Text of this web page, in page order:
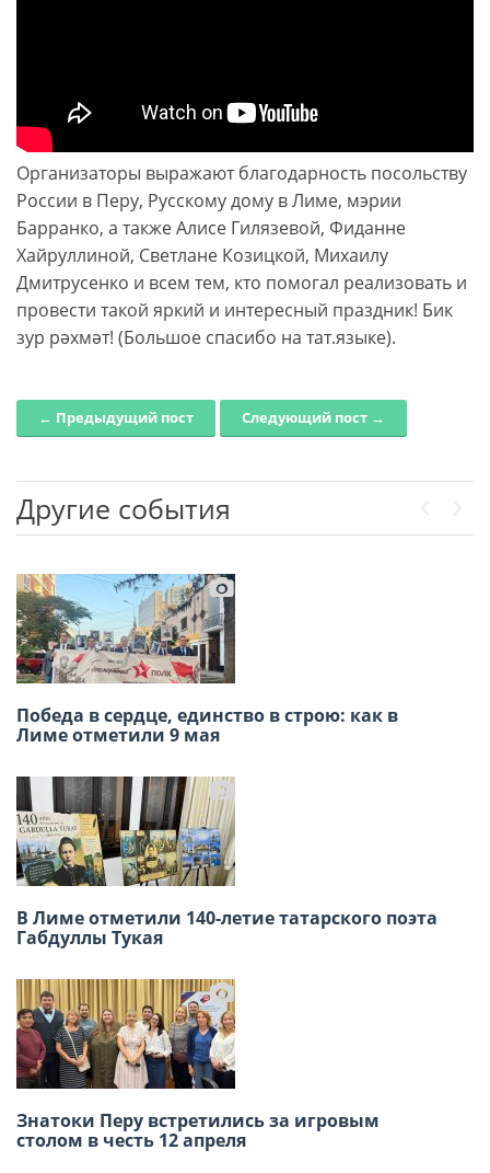
Организаторы выражают благодарность посольству
России в Перу, Русскому дому в Лиме, мэрии
Барранко, а также Алисе Гилязевой, Фиданне
Хайруллиной, Светлане Козицкой, Михаилу
Дмитрусенко и всем тем, кто помогал реализовать и
провести такой яркий и интересный праздник! Бик
зур рәхмәт! (Большое спасибо на тат.языке).
Post navigation
← Предыдущий пост Следующий пост →
Другие события
Победа в сердце, единство в строю: как в
Лиме отметили 9 мая
В Лиме отметили 140-летие татарского поэта
Габдуллы Тукая
Знатоки Перу встретились за игровым
столом в честь 12 апреля
Приглашаем на открытие выставки
художников — соотечественников 2026
Х международный конкурс детского рисунка
2026
Масленица в Русском доме в Лиме собрала
большое количество гостей.